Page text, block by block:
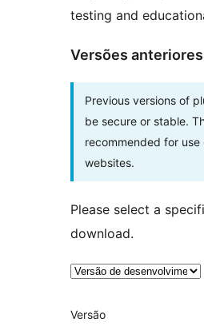
testing and
Versões anteriores
Previous versions of
be secure or stable.
recommended for
websites.
Please select a
download.
Metadados
Versão